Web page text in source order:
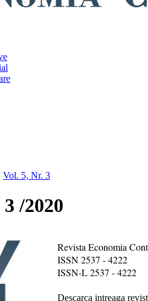
Vol. 5, Nr. 3
/2020
Revista Economia
ISSN 2537 - 4222
ISSN-L 2537 - 4222
Descarca intreaga